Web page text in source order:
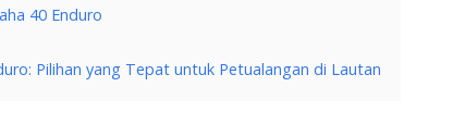
40 Enduro
Pilihan yang Tepat untuk Petualangan di Lautan